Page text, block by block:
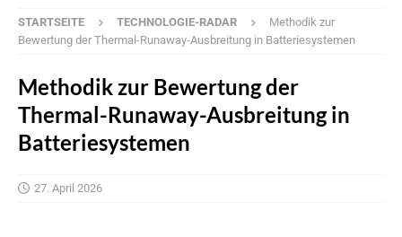
STARTSEITE TECHNOLOGIE-RADAR
Methodik zur
Bewertung der Thermal-Runaway-Ausbreitung in Batteriesystemen
Methodik zur Bewertung der
Thermal-Runaway-Ausbreitung in
Batteriesystemen
27. April 2026